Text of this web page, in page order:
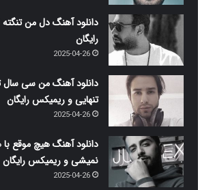
دانلود آهنگ دل من تنگته
رایگان
2025-04-26
دانلود آهنگ من سی سال
تنهایی و ریمیکس رایگان
2025-04-26
دانلود آهنگ هیچ موقع
نمیشی و ریمیکس رایگان
2025-04-26